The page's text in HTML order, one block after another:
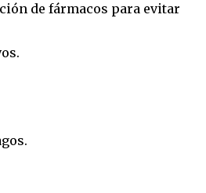
de fármacos para evitar